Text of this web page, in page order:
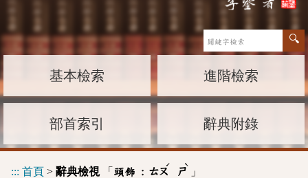
基本檢索 進階檢索
部首索引 辭典附錄
::: 首頁 > 辭典檢視「 頭飾 : ㄊㄡ
ˊ
ㄕ
ˋ
」